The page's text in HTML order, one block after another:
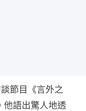
節目《言外之
他語出驚人地透